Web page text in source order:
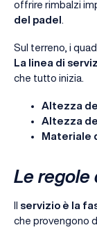
offrire rimbalzi
del padel
Sul terreno, i
La linea di
che tutto inizia.
Altezza
Altezza
Materiale
Le regole
Il servizio è la
che provengono